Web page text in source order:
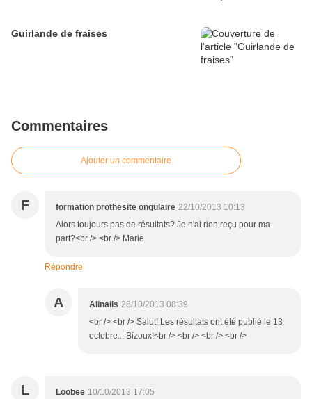
Guirlande de fraises
Commentaires
Ajouter un commentaire
F formation prothesite ongulaire 22/10/2013 10:13
Alors toujours pas de résultats? Je n'ai rien reçu pour ma
part?<br /> <br /> Marie
Répondre
A Alinails 28/10/2013 08:39
<br /> <br /> Salut! Les résultats ont été publié le 13
octobre... Bizoux!<br /> <br /> <br /> <br />
L Loobee 10/10/2013 17:05